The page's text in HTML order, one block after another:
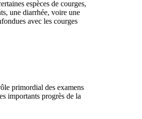
espèces de courges,
une diarrhée, voire une
avec les courges
primordial des examens
importants progrès de la